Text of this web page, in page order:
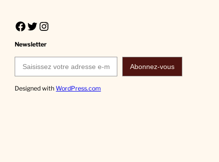
Facebook Twitter Instagram
Newsletter
Saisissez votre adresse e-mail…
Abonnez-vous
Designed withWordPress.com